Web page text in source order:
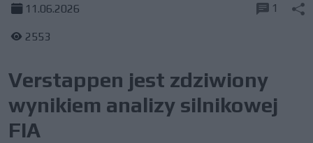
11.06.2026
2553
1
Verstappen jest zdziwiony
wynikiem analizy silnikowej
FIA